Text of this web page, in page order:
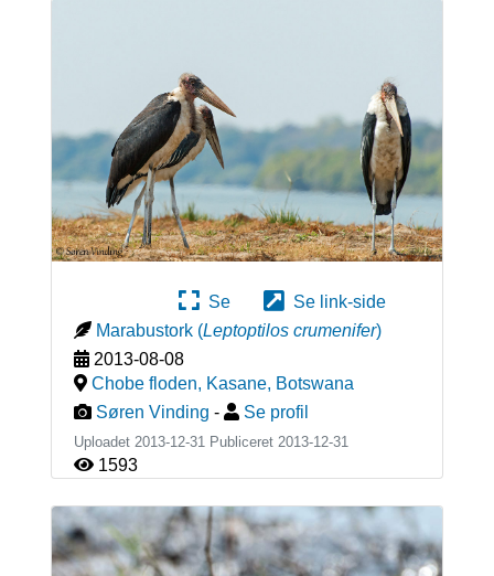
Se
Se link-side
Marabustork (Leptoptilos crumenifer)
2013-08-08
Chobe floden, Kasane, Botswana
Søren Vinding - Se profil
Uploadet 2013-12-31 Publiceret 2013-12-31
1593